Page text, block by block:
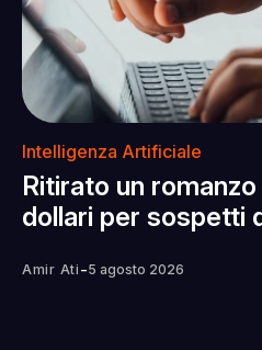
Intelligenza Artificiale
Ritirato un
dollari per sospetti
Amir Ati -5 agosto 2026